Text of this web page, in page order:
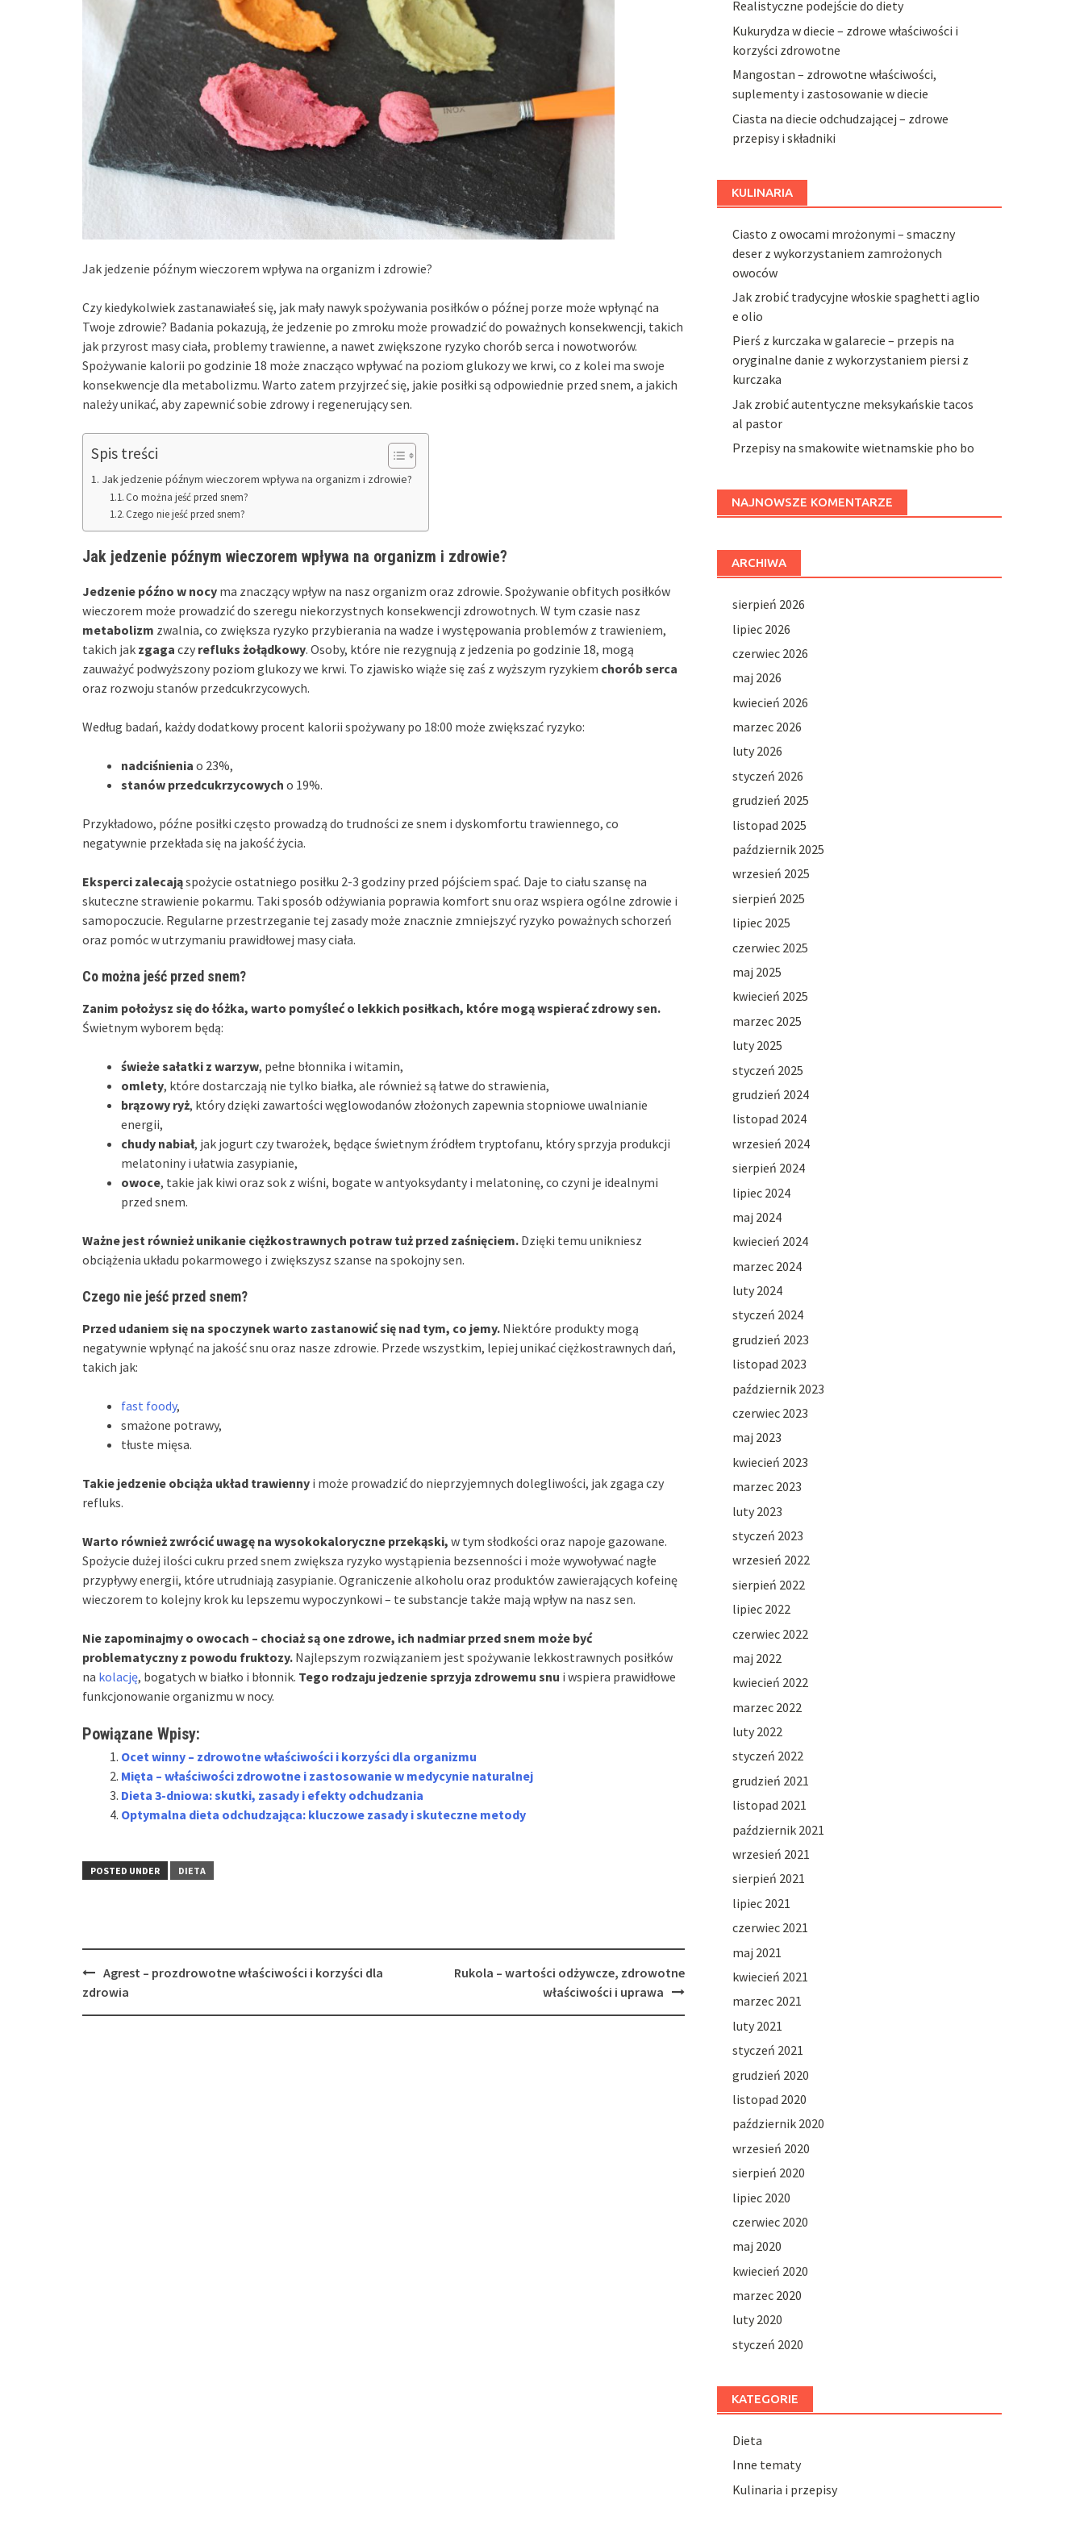
Jak jedzenie późnym wieczorem wpływa na organizm i zdrowie?
Czy kiedykolwiek zastanawiałeś się, jak mały nawyk spożywania posiłków o późnej porze może wpłynąć na
Twoje zdrowie? Badania pokazują, że jedzenie po zmroku może prowadzić do poważnych konsekwencji, takich
jak przyrost masy ciała, problemy trawienne, a nawet zwiększone ryzyko chorób serca i nowotworów.
Spożywanie kalorii po godzinie 18 może znacząco wpływać na poziom glukozy we krwi, co z kolei ma swoje
konsekwencje dla metabolizmu. Warto zatem przyjrzeć się, jakie posiłki są odpowiednie przed snem, a jakich
należy unikać, aby zapewnić sobie zdrowy i regenerujący sen.
Spis treści
Jak jedzenie późnym wieczorem wpływa na organizm i zdrowie?
Co można jeść przed snem?
Czego nie jeść przed snem?
Jak jedzenie późnym wieczorem wpływa na organizm i zdrowie?
Jedzenie późno w nocy ma znaczący wpływ na nasz organizm oraz zdrowie. Spożywanie obfitych posiłków
wieczorem może prowadzić do szeregu niekorzystnych konsekwencji zdrowotnych. W tym czasie nasz
metabolizm zwalnia, co zwiększa ryzyko przybierania na wadze i występowania problemów z trawieniem,
takich jak zgaga czy refluks żołądkowy. Osoby, które nie rezygnują z jedzenia po godzinie 18, mogą
zauważyć podwyższony poziom glukozy we krwi. To zjawisko wiąże się zaś z wyższym ryzykiem chorób serca
oraz rozwoju stanów przedcukrzycowych.
Według badań, każdy dodatkowy procent kalorii spożywany po 18:00 może zwiększać ryzyko:
nadciśnienia o 23%,
stanów przedcukrzycowych o 19%.
Przykładowo, późne posiłki często prowadzą do trudności ze snem i dyskomfortu trawiennego, co
negatywnie przekłada się na jakość życia.
Eksperci zalecająspożycie ostatniego posiłku 2-3 godziny przed pójściem spać. Daje to ciału szansę na
skuteczne strawienie pokarmu. Taki sposób odżywiania poprawia komfort snu oraz wspiera ogólne zdrowie i
samopoczucie. Regularne przestrzeganie tej zasady może znacznie zmniejszyć ryzyko poważnych schorzeń
oraz pomóc w utrzymaniu prawidłowej masy ciała.
Co można jeść przed snem?
Zanim położysz się do łóżka, warto pomyśleć o lekkich posiłkach, które mogą wspierać zdrowy sen.
Świetnym wyborem będą:
świeże sałatki z warzyw, pełne błonnika i witamin,
omlety, które dostarczają nie tylko białka, ale również są łatwe do strawienia,
brązowy ryż, który dzięki zawartości węglowodanów złożonych zapewnia stopniowe uwalnianie
energii,
chudy nabiał, jak jogurt czy twarożek, będące świetnym źródłem tryptofanu, który sprzyja produkcji
melatoniny i ułatwia zasypianie,
owoce, takie jak kiwi oraz sok z wiśni, bogate w antyoksydanty i melatoninę, co czyni je idealnymi
przed snem.
Ważne jest również unikanie ciężkostrawnych potraw tuż przed zaśnięciem. Dzięki temu unikniesz
obciążenia układu pokarmowego i zwiększysz szanse na spokojny sen.
Czego nie jeść przed snem?
Przed udaniem się na spoczynek warto zastanowić się nad tym, co jemy. Niektóre produkty mogą
negatywnie wpłynąć na jakość snu oraz nasze zdrowie. Przede wszystkim, lepiej unikać ciężkostrawnych dań,
takich jak:
fast foody,
smażone potrawy,
tłuste mięsa.
Takie jedzenie obciąża układ trawienny i może prowadzić do nieprzyjemnych dolegliwości, jak zgaga czy
refluks.
Warto również zwrócić uwagę na wysokokaloryczne przekąski, w tym słodkości oraz napoje gazowane.
Spożycie dużej ilości cukru przed snem zwiększa ryzyko wystąpienia bezsenności i może wywoływać nagłe
przypływy energii, które utrudniają zasypianie. Ograniczenie alkoholu oraz produktów zawierających kofeinę
wieczorem to kolejny krok ku lepszemu wypoczynkowi – te substancje także mają wpływ na nasz sen.
Nie zapominajmy o owocach – chociaż są one zdrowe, ich nadmiar przed snem może być
problematyczny z powodu fruktozy. Najlepszym rozwiązaniem jest spożywanie lekkostrawnych posiłków
na kolację, bogatych w białko i błonnik. Tego rodzaju jedzenie sprzyja zdrowemu snu i wspiera prawidłowe
funkcjonowanie organizmu w nocy.
Powiązane Wpisy:
Ocet winny – zdrowotne właściwości i korzyści dla organizmu
Mięta – właściwości zdrowotne i zastosowanie w medycynie naturalnej
Dieta 3-dniowa: skutki, zasady i efekty odchudzania
Optymalna dieta odchudzająca: kluczowe zasady i skuteczne metody
POSTED UNDER DIETA
Post
navigation
Agrest – prozdrowotne właściwości i korzyści dla
zdrowia
Rukola – wartości odżywcze, zdrowotne
właściwości i uprawa
Realistyczne podejście do diety
Kukurydza w diecie – zdrowe właściwości i
korzyści zdrowotne
Mangostan – zdrowotne właściwości,
suplementy i zastosowanie w diecie
Ciasta na diecie odchudzającej – zdrowe
przepisy i składniki
KULINARIA
Ciasto z owocami mrożonymi – smaczny
deser z wykorzystaniem zamrożonych
owoców
Jak zrobić tradycyjne włoskie spaghetti aglio
e olio
Pierś z kurczaka w galarecie – przepis na
oryginalne danie z wykorzystaniem piersi z
kurczaka
Jak zrobić autentyczne meksykańskie tacos
al pastor
Przepisy na smakowite wietnamskie pho bo
NAJNOWSZE KOMENTARZE
ARCHIWA
sierpień 2026
lipiec 2026
czerwiec 2026
maj 2026
kwiecień 2026
marzec 2026
luty 2026
styczeń 2026
grudzień 2025
listopad 2025
październik 2025
wrzesień 2025
sierpień 2025
lipiec 2025
czerwiec 2025
maj 2025
kwiecień 2025
marzec 2025
luty 2025
styczeń 2025
grudzień 2024
listopad 2024
wrzesień 2024
sierpień 2024
lipiec 2024
maj 2024
kwiecień 2024
marzec 2024
luty 2024
styczeń 2024
grudzień 2023
listopad 2023
październik 2023
czerwiec 2023
maj 2023
kwiecień 2023
marzec 2023
luty 2023
styczeń 2023
wrzesień 2022
sierpień 2022
lipiec 2022
czerwiec 2022
maj 2022
kwiecień 2022
marzec 2022
luty 2022
styczeń 2022
grudzień 2021
listopad 2021
październik 2021
wrzesień 2021
sierpień 2021
lipiec 2021
czerwiec 2021
maj 2021
kwiecień 2021
marzec 2021
luty 2021
styczeń 2021
grudzień 2020
listopad 2020
październik 2020
wrzesień 2020
sierpień 2020
lipiec 2020
czerwiec 2020
maj 2020
kwiecień 2020
marzec 2020
luty 2020
styczeń 2020
KATEGORIE
Dieta
Inne tematy
Kulinaria i przepisy